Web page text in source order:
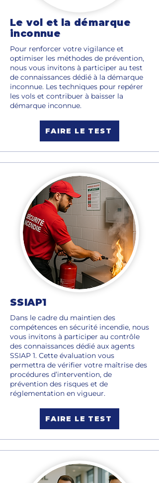
Le vol et la démarque
inconnue
Pour renforcer votre vigilance et
optimiser les méthodes de prévention,
nous vous invitons à participer au test
de connaissances dédié à la démarque
inconnue. Les techniques pour repérer
les vols et contribuer à baisser la
démarque inconnue.
FAIRE LE TEST
SSIAP1
Dans le cadre du maintien des
compétences en sécurité incendie, nous
vous invitons à participer au contrôle
des connaissances dédié aux agents
SSIAP 1. Cette évaluation vous
permettra de vérifier votre maîtrise des
procédures d’intervention, de
prévention des risques et de
réglementation en vigueur.
FAIRE LE TEST